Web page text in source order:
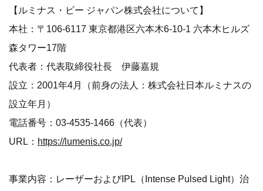
【ルミナス・ビー ジャパン株式会社について】
本社：〒106-6117 東京都港区六本木6-10-1 六本木ヒルズ
森タワー17階
代表者：代表取締役社長 伊藤嘉規
設立：2001年4月（前身の法人：株式会社日本ルミナスの
設立年月）
電話番号：03-4535-1466（代表）
URL： https://lumenis.co.jp/
事業内容：レーザーおよびIPL（Intense Pulsed Light）治